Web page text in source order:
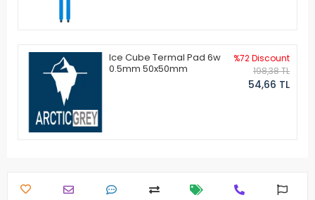
Ice Cube Termal Pad 6w
0.5mm 50x50mm
%72 Discount
198,38 TL
54,66 TL